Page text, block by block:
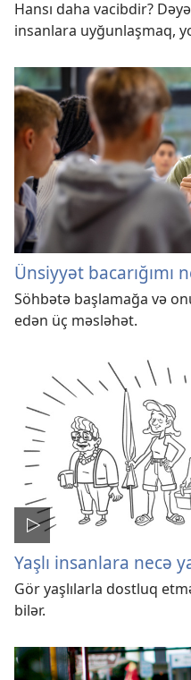
Hansı daha vacibdir?
insanlara uyğunlaşmaq,
Ünsiyyət bacarığımı
Söhbətə başlamağa və
edən üç məsləhət.
Yaşlı insanlara necə
Gör yaşlılarla dostluq
bilər.